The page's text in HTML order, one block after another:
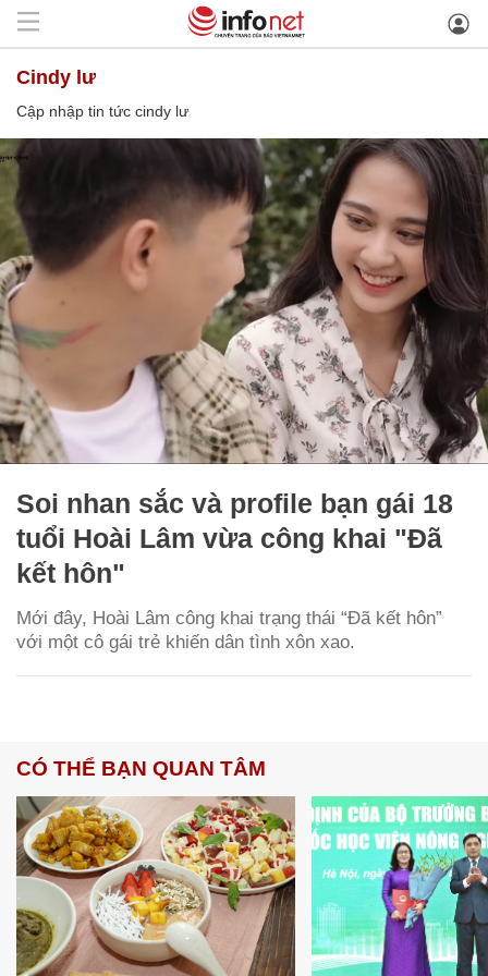
cindy lư
Cập nhập tin tức cindy lư
Soi nhan sắc và profile bạn gái 18
tuổi Hoài Lâm vừa công khai "Đã
kết hôn"
Mới đây, Hoài Lâm công khai trạng thái “Đã kết hôn”
với một cô gái trẻ khiến dân tình xôn xao.
CÓ THỂ BẠN QUAN TÂM